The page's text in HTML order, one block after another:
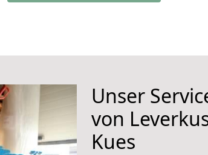
Unser
von
Kues